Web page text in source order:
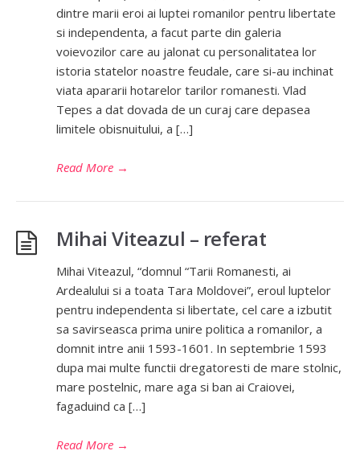
dintre marii eroi ai luptei romanilor pentru libertate
si independenta, a facut parte din galeria
voievozilor care au jalonat cu personalitatea lor
istoria statelor noastre feudale, care si-au inchinat
viata apararii hotarelor tarilor romanesti. Vlad
Tepes a dat dovada de un curaj care depasea
limitele obisnuitului, a […]
Read More →
Mihai Viteazul – referat
Mihai Viteazul, “domnul “Tarii Romanesti, ai
Ardealului si a toata Tara Moldovei”, eroul luptelor
pentru independenta si libertate, cel care a izbutit
sa savirseasca prima unire politica a romanilor, a
domnit intre anii 1593-1601. In septembrie 1593
dupa mai multe functii dregatoresti de mare stolnic,
mare postelnic, mare aga si ban ai Craiovei,
fagaduind ca […]
Read More →